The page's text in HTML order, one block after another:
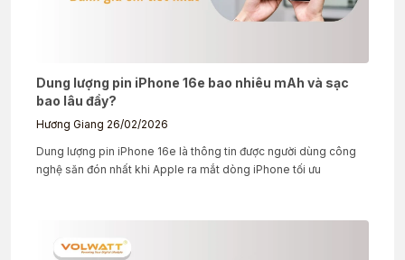
Dung lượng pin iPhone 16e bao nhiêu mAh và sạc
bao lâu đầy?
Hương Giang 26/02/2026
Dung lượng pin iPhone 16e là thông tin được người dùng công
nghệ săn đón nhất khi Apple ra mắt dòng iPhone tối ưu